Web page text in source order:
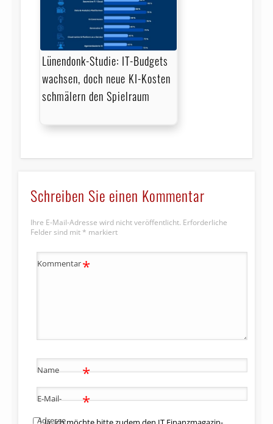
Lünendonk-Studie: IT-Budgets
wachsen, doch neue KI-Kosten
schmälern den Spielraum
Schreiben Sie einen Kommentar
Ihre E-Mail-Adresse wird nicht veröffentlicht. Erforderliche
Felder sind mit * markiert
Kommentar*
Name *
E-Mail-
Adresse
*